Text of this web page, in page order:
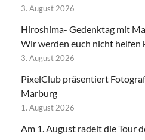
3. August 2026
Hiroshima- Gedenktag mit
Wir werden euch nicht helfen
3. August 2026
PixelClub präsentiert
Marburg
1. August 2026
Am 1. August radelt die Tour